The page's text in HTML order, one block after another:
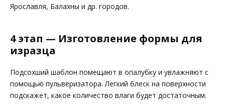
Ярославля, Балахны и др. городов.
4 этап — Изготовление формы для
изразца
Подсохший шаблон помещают в опалубку и увлажняют с
помощью пульверизатора. Легкий блеск на поверхности
подскажет, какое количество влаги будет достаточным.